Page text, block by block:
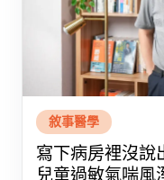
敘事醫學
寫下病房裡沒說
兒童過敏氣喘風